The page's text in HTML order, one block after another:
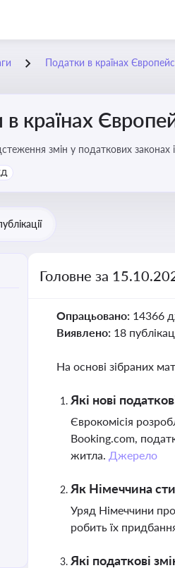
Податки в країнах
країнах
змін у податкових законах
Головне за
Опрацьовано: 14366
Виявлено: 18
На основі зібраних
Які нові
Єврокомісія
Booking.com,
житла. Джерело
Як Німеччина
Уряд Німеччини
робить їх
Які податкові